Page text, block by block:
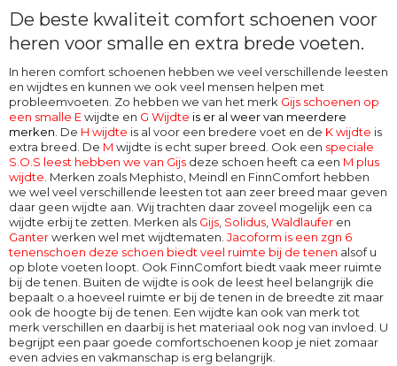
De beste kwaliteit comfort schoenen voor
heren voor smalle en extra brede voeten.
In heren comfort schoenen hebben we veel verschillende leesten
en wijdtes en kunnen we ook veel mensen helpen met
probleemvoeten. Zo hebben we van het merk Gijs schoenen op
een smalle Ewijdte en G Wijdte is er al weer van meerdere
merken. De H wijdte is al voor een bredere voet en de K wijdte is
extra breed. De M wijdte is echt super breed. Ook een speciale
S.O.S leest hebben we van Gijs deze schoen heeft ca een M plus
wijdte. Merken zoals Mephisto, Meindl en FinnComfort hebben
we wel veel verschillende leesten tot aan zeer breed maar geven
daar geen wijdte aan. Wij trachten daar zoveel mogelijk een ca
wijdte erbij te zetten. Merken als Gijs, Solidus,Waldlaufer en
Ganterwerken wel met wijdtematen. Jacoform is een zgn 6
tenenschoen deze schoen biedt veel ruimte bij de tenen alsof u
op blote voeten loopt. Ook FinnComfort biedt vaak meer ruimte
bij de tenen. Buiten de wijdte is ook de leest heel belangrijk die
bepaalt o.a hoeveel ruimte er bij de tenen in de breedte zit maar
ook de hoogte bij de tenen. Een wijdte kan ook van merk tot
merk verschillen en daarbij is het materiaal ook nog van invloed. U
begrijpt een paar goede comfortschoenen koop je niet zomaar
even advies en vakmanschap is erg belangrijk.